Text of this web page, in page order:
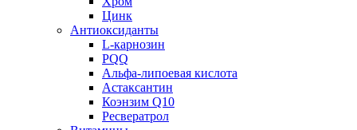
Цинк
Антиоксиданты
L-карнозин
PQQ
Альфа-липоевая кислота
Астаксантин
Коэнзим Q10
Ресвератрол